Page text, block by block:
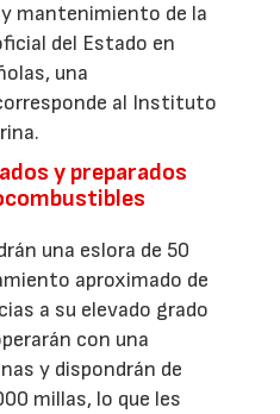
mantenimiento de la
del Estado en
una
al Instituto
y preparados
una eslora de 50
aproximado de
a su elevado grado
con una
y dispondrán de
millas, lo que les